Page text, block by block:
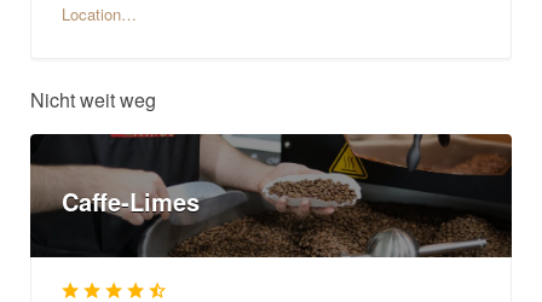
Location…
Nicht weit weg
Caffe-Limes